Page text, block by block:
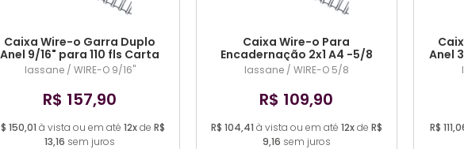
Caixa Wire-o Garra Duplo
Anel 9/16" para 110 fls Carta
3x1-100 und (COR DIVERSA)
lassane / WIRE-O 9/16"
R$ 157,90
150,01 à vista ou em até 12xde R$
13,16 sem juros
Caixa Wire-o Para
Encadernação 2x1 A4 -5/8
Para 120fls 25 Und (COR
DIVERSA)
lassane / WIRE-O 5/8
R$ 109,90
R$ 104,41 à vista ou em até 12xde R$
9,16 sem juros
Anel
R$